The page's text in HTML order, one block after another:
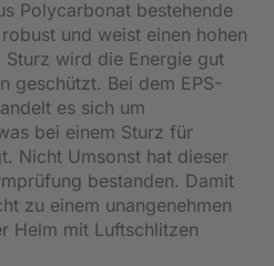
Polycarbonat bestehende
und weist einen hohen
Sturz wird die Energie gut
geschützt. Bei dem EPS-
es sich um
bei einem Sturz für
Nicht Umsonst hat dieser
bestanden. Damit
zu einem unangenehmen
Helm mit Luftschlitzen